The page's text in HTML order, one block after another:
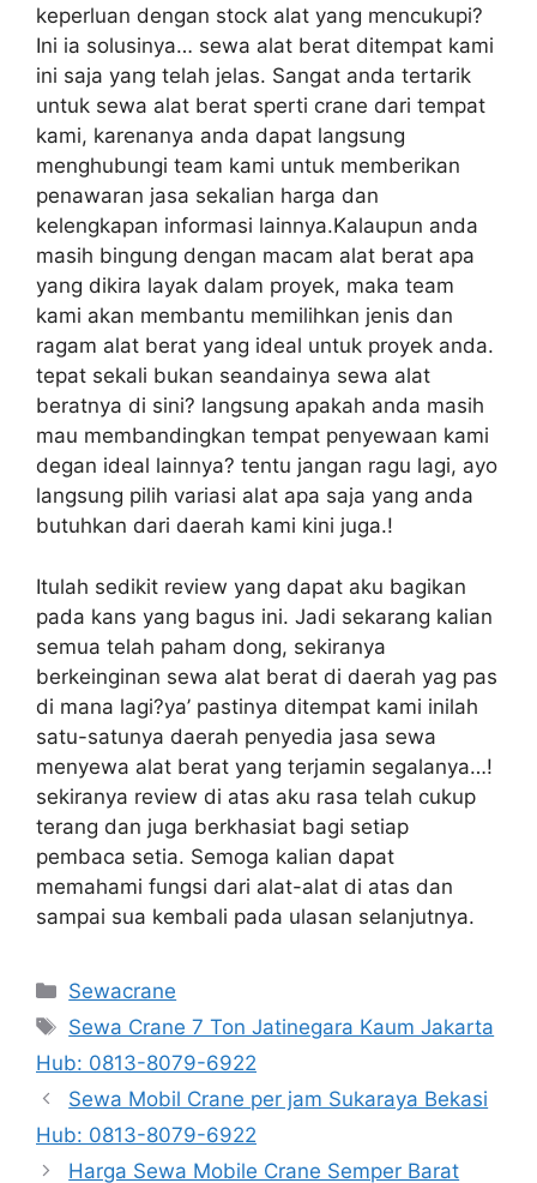
keperluan dengan stock alat yang mencukupi?
Ini ia solusinya… sewa alat berat ditempat kami
ini saja yang telah jelas. Sangat anda tertarik
untuk sewa alat berat sperti crane dari tempat
kami, karenanya anda dapat langsung
menghubungi team kami untuk memberikan
penawaran jasa sekalian harga dan
kelengkapan informasi lainnya.Kalaupun anda
masih bingung dengan macam alat berat apa
yang dikira layak dalam proyek, maka team
kami akan membantu memilihkan jenis dan
ragam alat berat yang ideal untuk proyek anda.
tepat sekali bukan seandainya sewa alat
beratnya di sini? langsung apakah anda masih
mau membandingkan tempat penyewaan kami
degan ideal lainnya? tentu jangan ragu lagi, ayo
langsung pilih variasi alat apa saja yang anda
butuhkan dari daerah kami kini juga.!
Itulah sedikit review yang dapat aku bagikan
pada kans yang bagus ini. Jadi sekarang kalian
semua telah paham dong, sekiranya
berkeinginan sewa alat berat di daerah yag pas
di mana lagi?ya’ pastinya ditempat kami inilah
satu-satunya daerah penyedia jasa sewa
menyewa alat berat yang terjamin segalanya…!
sekiranya review di atas aku rasa telah cukup
terang dan juga berkhasiat bagi setiap
pembaca setia. Semoga kalian dapat
memahami fungsi dari alat-alat di atas dan
sampai sua kembali pada ulasan selanjutnya.
Categories
Sewacrane
Tags
Sewa Crane 7 Ton Jatinegara Kaum Jakarta
Hub: 0813-8079-6922
Sewa Mobil Crane per jam Sukaraya Bekasi
Hub: 0813-8079-6922
Harga Sewa Mobile Crane Semper Barat